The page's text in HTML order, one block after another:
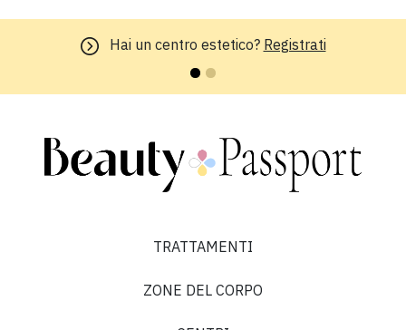
Hai un centro estetico? Registrati
TRATTAMENTI
ZONE DEL CORPO